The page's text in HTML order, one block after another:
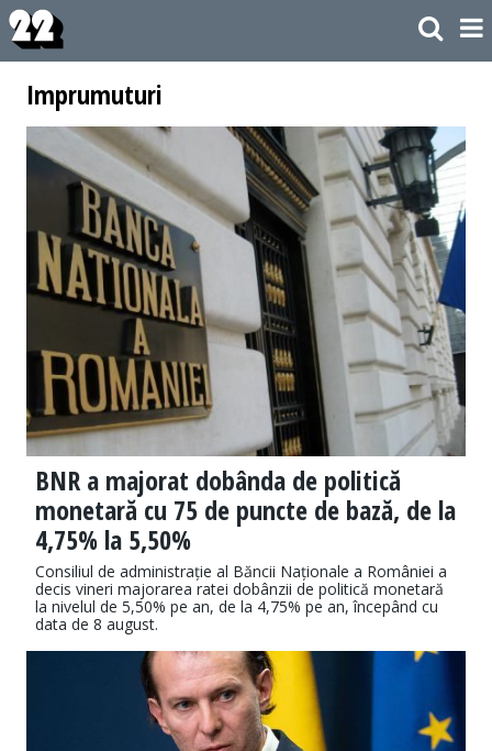
Imprumuturi
BNR a majorat dobânda de politică
monetară cu 75 de puncte de bază, de la
4,75% la 5,50%
Consiliul de administrație al Băncii Naționale a României a
decis vineri majorarea ratei dobânzii de politică monetară
la nivelul de 5,50% pe an, de la 4,75% pe an, începând cu
data de 8 august.